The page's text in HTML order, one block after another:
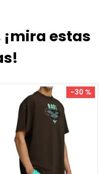
estas
-30 %